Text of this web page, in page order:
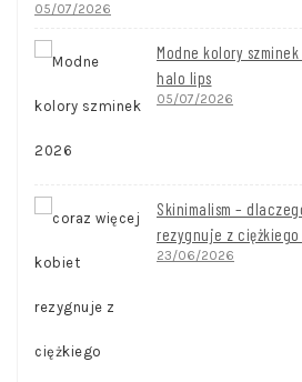
05/07/2026
Modne kolory
halo lips
05/07/2026
Skinimalism –
rezygnuje z ciężkiego
23/06/2026